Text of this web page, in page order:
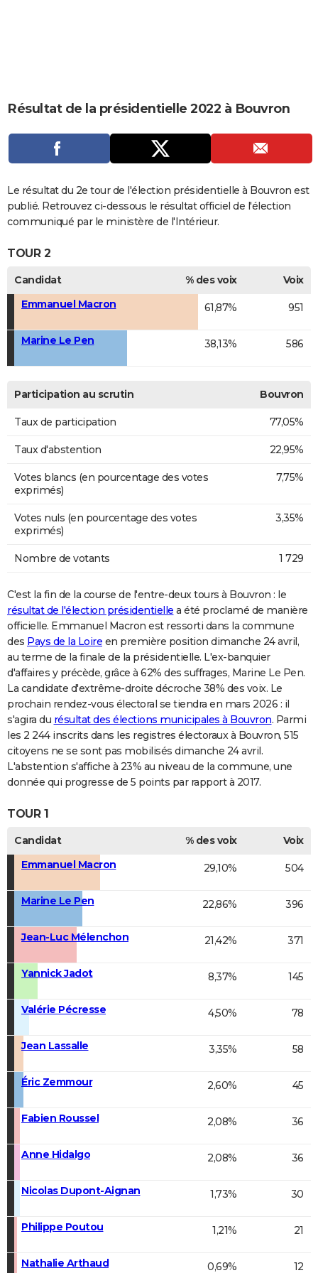
CARTE DE VOEUX
DICTIONNAIRE
Dictionnaire
Biographies
Expressions
Proverbes
PROGRAMME TV
COPAINS D'AVANT
Se connecter
Collèges
Universités
Entreprises
Service militaire
Avis de recherche
AVIS DE DÉCÈS
FORUM
Bricolage
Culture
Television
Voyage
Résultat de la présidentielle 2022 à Bouvron
Le résultat du 2e tour de l'élection présidentielle à Bouvron est
publié. Retrouvez ci-dessous le résultat officiel de l'élection
communiqué par le ministère de l'Intérieur.
TOUR 2
Candidat % des voix
Voix
Emmanuel Macron
61,87% 951
Marine Le Pen 38,13% 586
Participation au scrutin Bouvron
Taux de participation 77,05%
Taux d'abstention 22,95%
Votes blancs (en pourcentage des votes
exprimés)
7,75%
Votes nuls (en pourcentage des votes
exprimés)
3,35%
Nombre de votants 1 729
C'est la fin de la course de l'entre-deux tours à Bouvron : le
résultat de l'élection présidentielle a été proclamé de manière
officielle. Emmanuel Macron est ressorti dans la commune
des Pays de la Loire en première position dimanche 24 avril,
au terme de la finale de la présidentielle. L'ex-banquier
d'affaires y précède, grâce à 62% des suffrages, Marine Le Pen.
La candidate d'extrême-droite décroche 38% des voix. Le
prochain rendez-vous électoral se tiendra en mars 2026 : il
s'agira du résultat des élections municipales à Bouvron. Parmi
les 2 244 inscrits dans les registres électoraux à Bouvron, 515
citoyens ne se sont pas mobilisés dimanche 24 avril.
L'abstention s'affiche à 23% au niveau de la commune, une
donnée qui progresse de 5 points par rapport à 2017.
TOUR 1
Candidat % des voix
Voix
Emmanuel Macron
29,10% 504
Marine Le Pen 22,86% 396
Jean-Luc Mélenchon 21,42% 371
Yannick Jadot 8,37% 145
Valérie Pécresse 4,50% 78
Jean Lassalle 3,35% 58
Éric Zemmour 2,60% 45
Fabien Roussel 2,08% 36
Anne Hidalgo 2,08% 36
Nicolas Dupont-Aignan 1,73% 30
Philippe Poutou 1,21% 21
Nathalie Arthaud 0,69% 12